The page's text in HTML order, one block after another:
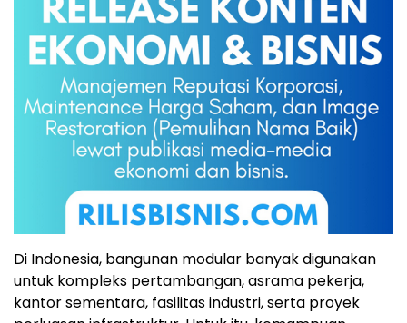
Di Indonesia, bangunan modular banyak digunakan
untuk kompleks pertambangan, asrama pekerja,
kantor sementara, fasilitas industri, serta proyek